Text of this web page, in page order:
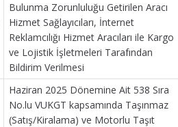
Bulunma Zorunluluğu Getirilen Aracı
Hizmet Sağlayıcıları, İnternet
Reklamcılığı Hizmet Aracıları ile Kargo
ve Lojistik İşletmeleri Tarafından
Bildirim Verilmesi
Haziran 2025 Dönemine Ait 538 Sıra
No.lu VUKGT kapsamında Taşınmaz
(Satış/Kiralama) ve Motorlu Taşıt